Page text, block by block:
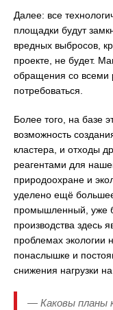
Далее: все
площадки будут
вредных выбросов,
проекте, не будет.
обращения со всеми
потребоваться.
Более того, на базе
возможность
кластера, и отходы
реагентами для
природоохране и
уделено ещё
промышленный, уже
производства здесь
проблемах экологии
понаслышке и
снижения нагрузки
— Каковы планы